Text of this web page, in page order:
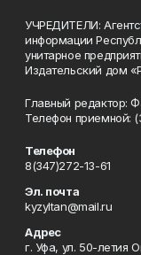
УЧРЕДИТЕЛИ:
информации
унитарное
Издательский дом
Главный редактор:
Телефон приемной:
Телефон
8(347)272-13-61
Эл. почта
kyzyltan@mail.ru
Адрес
г. Уфа, ул. 50-летия